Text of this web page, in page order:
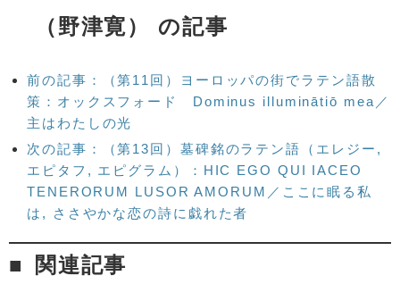
（野津寛） の記事
前の記事：（第11回）ヨーロッパの街でラテン語散
策：オックスフォード Dominus illuminātiō mea／
主はわたしの光
次の記事：（第13回）墓碑銘のラテン語（エレジー,
エピタフ, エピグラム）：HIC EGO QUI IACEO
TENERORUM LUSOR AMORUM／ここに眠る私
は, ささやかな恋の詩に戯れた者
関連記事